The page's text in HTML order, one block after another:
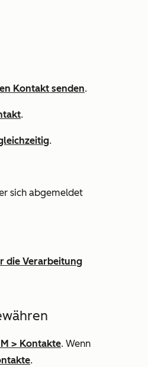
Kontakt senden.
.
.
sich abgemeldet
die Verarbeitung
> Kontakte. Wenn
.